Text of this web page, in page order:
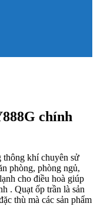
chính
thông khí chuyên sử
phòng, phòng ngủ,
cho điều hoà giúp
. Quạt ốp trần là sản
thù mà các sản phẩm